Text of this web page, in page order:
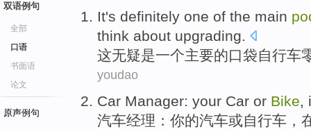
双语例句
全部
口语
书面语
论文
原声例句
It's definitely one of the main
think about upgrading.
这无疑是一个主要的口袋自行车
youdao
Car Manager: your Car or Bike,
汽车经理 ： 你的汽车或自行车 ，